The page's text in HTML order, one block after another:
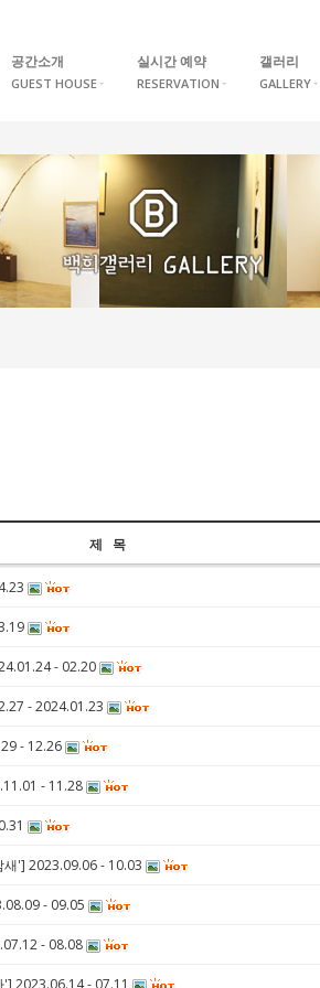
공간소개
GUEST HOUSE
실시간 예약
RESERVATION
갤러리
GALLERY
제 목
- 02.20
- 2024.01.23
- 12.26
- 11.28
새'] 2023.09.06 - 10.03
- 09.05
- 08.08
2023.06.14 - 07.11